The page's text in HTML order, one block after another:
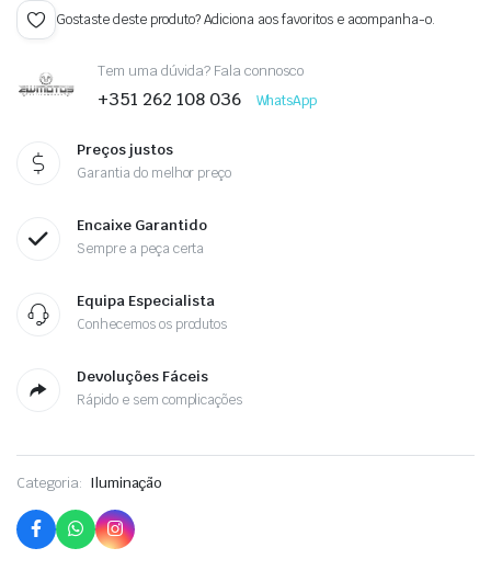
Gostaste deste produto? Adiciona aos favoritos e acompanha-o.
Tem uma dúvida? Fala connosco
+351 262 108 036 WhatsApp
Preços justos
Garantia do melhor preço
Encaixe Garantido
Sempre a peça certa
Equipa Especialista
Conhecemos os produtos
Devoluções Fáceis
Rápido e sem complicações
Categoria: Iluminação